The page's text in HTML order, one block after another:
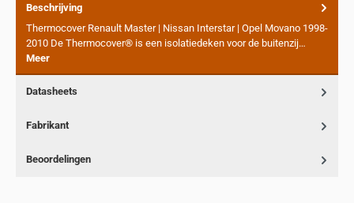
Beschrijving
Thermocover Renault Master | Nissan Interstar | Opel Movano 1998-
2010 De Thermocover® is een isolatiedeken voor de buitenzij…
Meer
Datasheets
Fabrikant
Beoordelingen